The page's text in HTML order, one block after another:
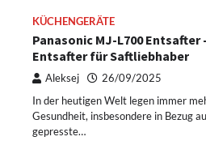
KÜCHENGERÄTE
Panasonic MJ-L700 Entsafter
Entsafter für Saftliebhaber
Aleksej 26/09/2025
In der heutigen Welt legen immer
Gesundheit, insbesondere in Bezug
gepresste…